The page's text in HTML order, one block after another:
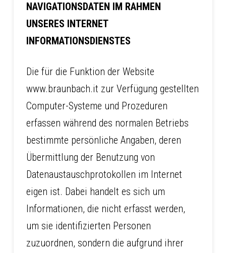
NAVIGATIONSDATEN IM RAHMEN
UNSERES INTERNET
INFORMATIONSDIENSTES
Die für die Funktion der Website
www.braunbach.it zur Verfügung gestellten
Computer-Systeme und Prozeduren
erfassen während des normalen Betriebs
bestimmte persönliche Angaben, deren
Übermittlung der Benutzung von
Datenaustauschprotokollen im Internet
eigen ist. Dabei handelt es sich um
Informationen, die nicht erfasst werden,
um sie identifizierten Personen
zuzuordnen, sondern die aufgrund ihrer